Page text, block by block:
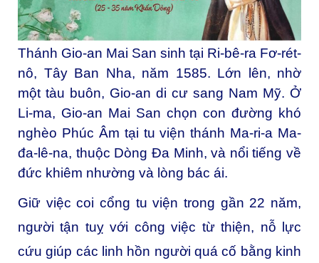
Thánh Gio-an Mai San sinh tại Ri-bê-ra Fơ-rét-
nô, Tây Ban Nha, năm 1585. Lớn lên, nhờ
một tàu buôn, Gio-an di cư sang Nam Mỹ. Ở
Li-ma, Gio-an Mai San chọn con đường khó
nghèo Phúc Âm tại tu viện thánh Ma-ri-a Ma-
đa-lê-na, thuộc Dòng Đa Minh, và nổi tiếng về
đức khiêm nhường và lòng bác ái.
Giữ việc coi cổng tu viện trong gần 22 năm,
người tận tuỵ với công việc từ thiện, nỗ lực
cứu giúp các linh hồn người quá cố bằng kinh